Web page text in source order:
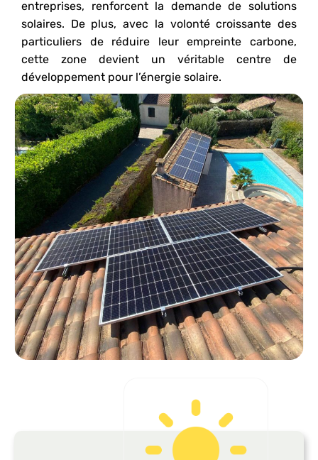
entreprises, renforcent la demande de solutions
solaires. De plus, avec la volonté croissante des
particuliers de réduire leur empreinte carbone,
cette zone devient un véritable centre de
développement pour l’énergie solaire.